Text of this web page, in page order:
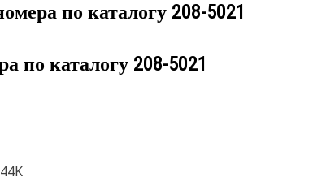
по каталогу 208-5021
по каталогу 208-5021